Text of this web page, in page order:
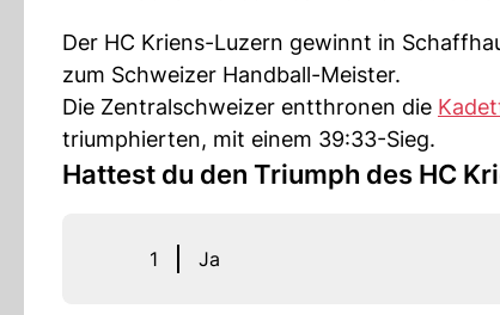
Der HC Kriens-Luzern gewinnt in
zum Schweizer Handball-Meister.
Die Zentralschweizer entthronen die
triumphierten, mit einem 39:33-Sieg.
Hattest du den Triumph des HC
1 Ja